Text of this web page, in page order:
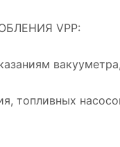
VPP:
топливных